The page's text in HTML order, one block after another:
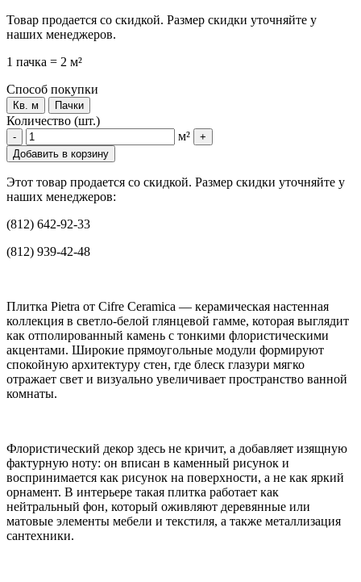
Товар продается со скидкой. Размер скидки уточняйте у
наших менеджеров.
1 пачка = 2 м²
Способ покупки
Кв. м Пачки
Количество (шт.)
- м²
+
Добавить в корзину
Этот товар продается со скидкой. Размер скидки уточняйте у
наших менеджеров:
(812) 642-92-33
(812) 939-42-48
Плитка Pietra от Cifre Ceramica — керамическая настенная
коллекция в светло-белой глянцевой гамме, которая выглядит
как отполированный камень с тонкими флористическими
акцентами. Широкие прямоугольные модули формируют
спокойную архитектуру стен, где блеск глазури мягко
отражает свет и визуально увеличивает пространство ванной
комнаты.
Флористический декор здесь не кричит, а добавляет изящную
фактурную ноту: он вписан в каменный рисунок и
воспринимается как рисунок на поверхности, а не как яркий
орнамент. В интерьере такая плитка работает как
нейтральный фон, который оживляют деревянные или
матовые элементы мебели и текстиля, а также металлизация
сантехники.